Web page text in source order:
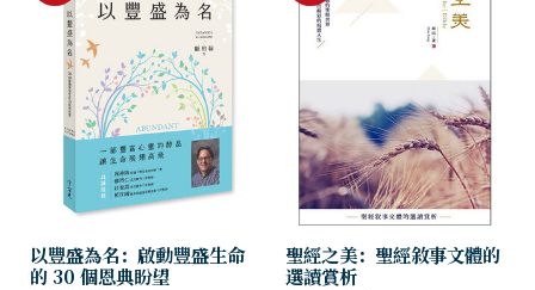
以豐盛為名：啟動豐盛生命
的 30 個恩典盼望
聖經之美：聖經敘事文體的
選讀賞析